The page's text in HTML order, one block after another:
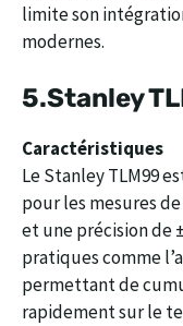
limite son
modernes.
5.Stanley
Caractéristiques
Le Stanley TLM99
pour les mesures
et une précision de
pratiques comme
permettant de
rapidement sur le